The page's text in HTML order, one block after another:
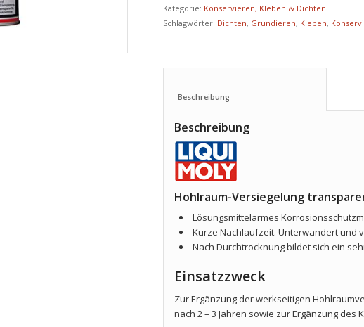
Kategorie: Konservieren, Kleben & Dichten
Schlagwörter: Dichten, Grundieren, Kleben,
Beschreibung
Hohlraum-Versiegelung
Lösungsmittelarmes
Kurze Nachlaufzeit. Unterwandert und
Nach Durchtrocknung bildet sich ein
Einsatzzweck
Zur Ergänzung der werkseitigen
nach 2 – 3 Jahren sowie zur Ergänzung